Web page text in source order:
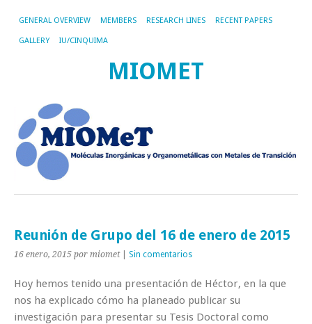
GENERAL OVERVIEW MEMBERS RESEARCH LINES RECENT PAPERS
GALLERY IU/CINQUIMA
MIOMET
Reunión de Grupo del 16 de enero de 2015
16 enero, 2015 por miomet| Sin comentarios
Hoy hemos tenido una presentación de Héctor, en la que
nos ha explicado cómo ha planeado publicar su
investigación para presentar su Tesis Doctoral como